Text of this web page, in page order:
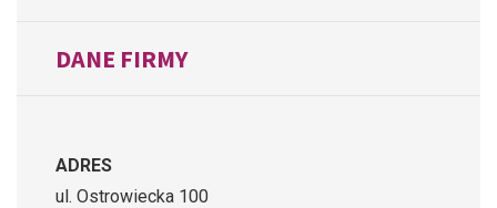
DANE FIRMY
ADRES
ul. Ostrowiecka 100